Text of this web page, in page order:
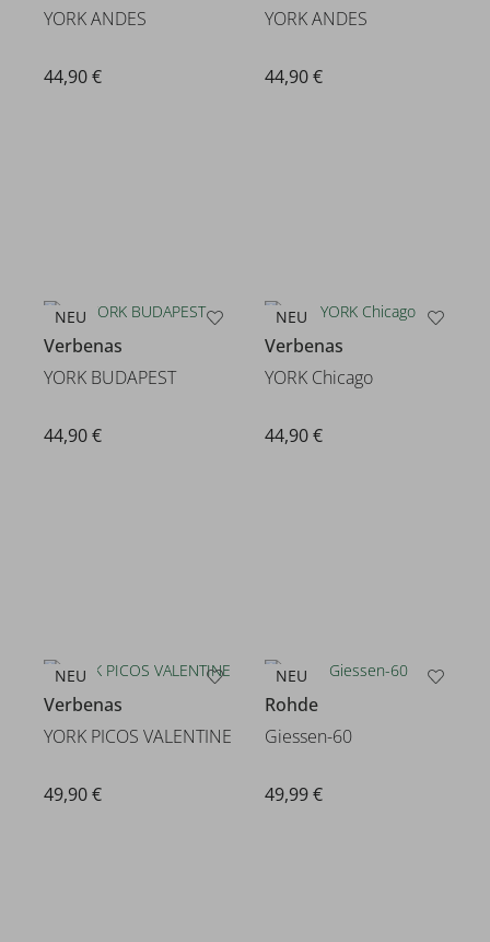
YORK ANDES
44,90 €
YORK ANDES
44,90 €
NEU
Verbenas
YORK BUDAPEST
44,90 €
NEU
Verbenas
YORK Chicago
44,90 €
NEU
Verbenas
YORK PICOS VALENTINE
49,90 €
NEU
Rohde
Giessen-60
49,99 €